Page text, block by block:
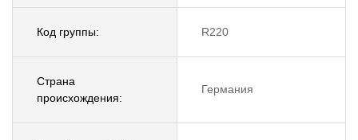
Код группы: R220
Страна
происхождения:
Германия